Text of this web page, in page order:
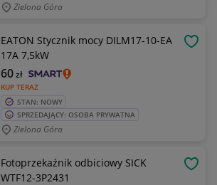
Zielona Góra
EATON Stycznik mocy DILM17-10-EA
17A 7,5kW
KUP TERAZ
60zł
STAN: NOWY
SPRZEDAJĄCY: OSOBA PRYWATNA
Zielona Góra
Fotoprzekaźnik odbiciowy SICK
WTF12-3P2431